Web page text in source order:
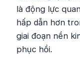
là động lực
hấp dẫn hơn
giai đoạn nền
phục hồi.